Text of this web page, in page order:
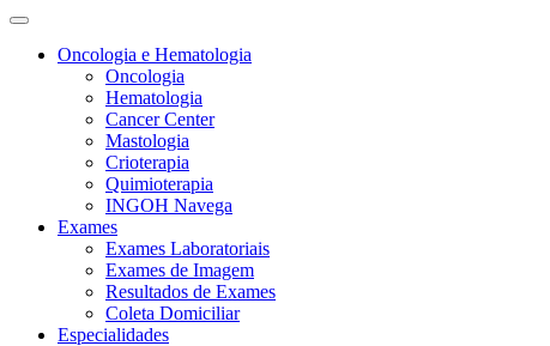
Oncologia e Hematologia
Oncologia
Hematologia
Cancer Center
Mastologia
Crioterapia
Quimioterapia
INGOH Navega
Exames
Exames Laboratoriais
Exames de Imagem
Resultados de Exames
Coleta Domiciliar
Especialidades